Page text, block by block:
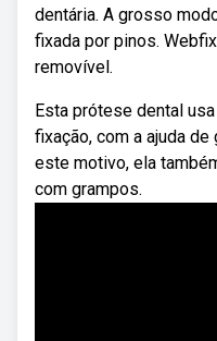
dentária. A grosso
fixada por pinos.
removível.
Esta prótese dental
fixação, com a ajuda
este motivo, ela
com grampos.